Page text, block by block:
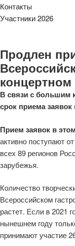
Контакты
Участники 2026
Продлен
концертном
В связи с большим
срок приема
Прием заявок в
активно поступают
всех 89 регионов
зарубежья.
Количество
Всероссийском
растет. Если в 2021
нынешнем году
принимают участие